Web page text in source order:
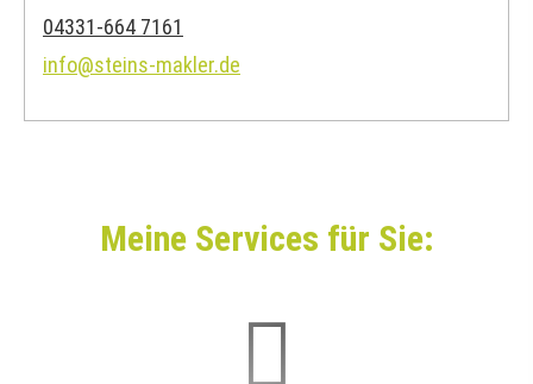
04331-664 7161
info@steins-makler.de
Meine Services für Sie: